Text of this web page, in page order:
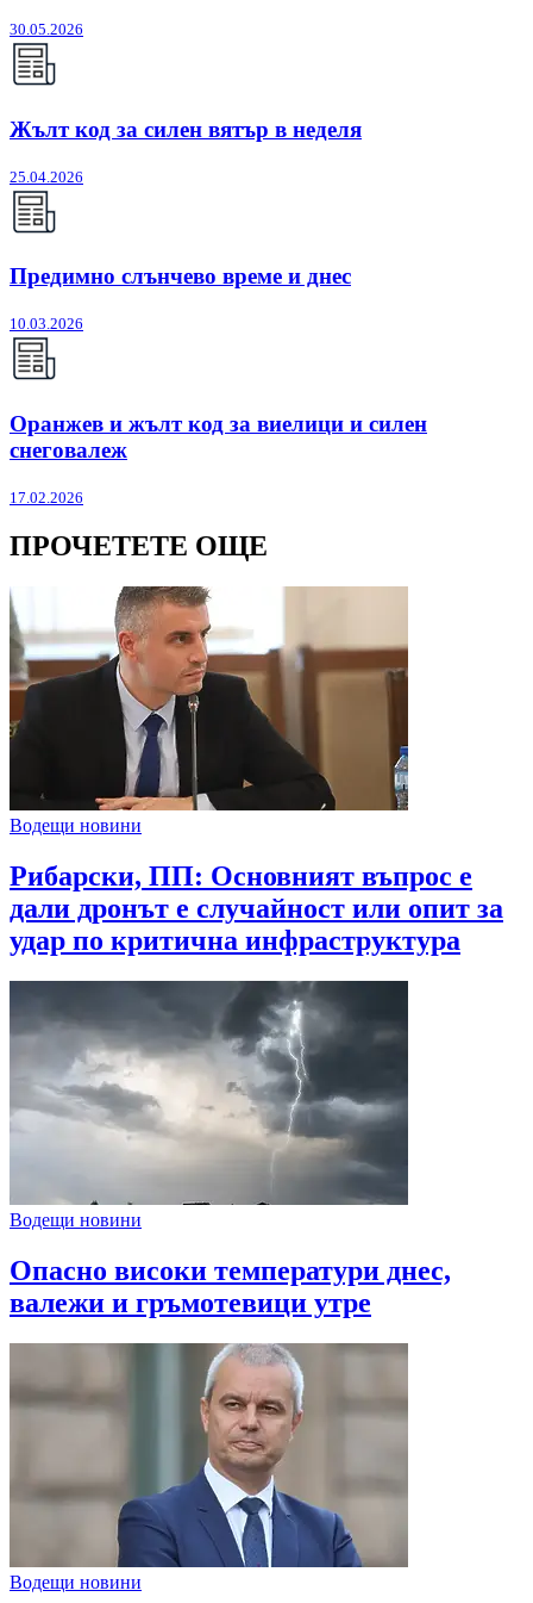
30.05.2026
Жълт код за силен вятър в неделя
25.04.2026
Предимно слънчево време и днес
10.03.2026
Оранжев и жълт код за виелици и силен
снеговалеж
17.02.2026
ПРОЧЕТЕТЕ ОЩЕ
Водещи новини
Рибарски, ПП: Основният въпрос е
дали дронът е случайност или опит за
удар по критична инфраструктура
Водещи новини
Опасно високи температури днес,
валежи и гръмотевици утре
Водещи новини